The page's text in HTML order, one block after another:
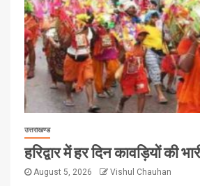
उत्तराखण्ड
हरिद्वार में हर दिन कावड़ियों की
August 5, 2026 Vishul Chauhan